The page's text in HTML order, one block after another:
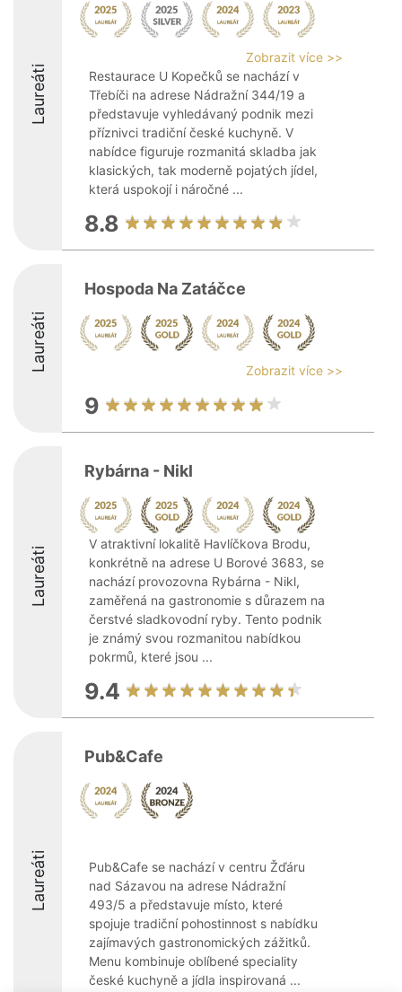
Laureáti
Zobrazit více >>
Restaurace U Kopečků se nachází v
Třebíči na adrese Nádražní 344/19 a
představuje vyhledávaný podnik mezi
příznivci tradiční české kuchyně. V
nabídce figuruje rozmanitá skladba jak
klasických, tak moderně pojatých jídel,
která uspokojí i náročné ...
8.8
Laureáti
Hospoda Na Zatáčce
Zobrazit více >>
9
Laureáti
Rybárna - Nikl
V atraktivní lokalitě Havlíčkova Brodu,
konkrétně na adrese U Borové 3683, se
nachází provozovna Rybárna - Nikl,
zaměřená na gastronomie s důrazem na
čerstvé sladkovodní ryby. Tento podnik
je známý svou rozmanitou nabídkou
pokrmů, které jsou ...
9.4
Laureáti
Pub&Cafe
Pub&Cafe se nachází v centru Žďáru
nad Sázavou na adrese Nádražní
493/5 a představuje místo, které
spojuje tradiční pohostinnost s nabídku
zajímavých gastronomických zážitků.
Menu kombinuje oblíbené speciality
české kuchyně a jídla inspirovaná ...